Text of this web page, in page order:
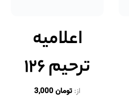
اعلامیه
ترحیم ۱۲۶
از: تومان3,000